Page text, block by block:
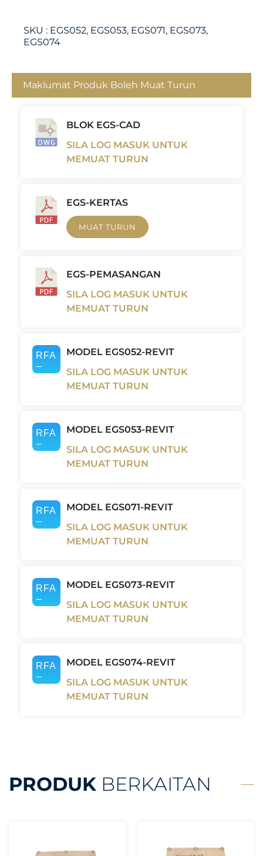
SKU : EGS052, EGS053, EGS071, EGS073,
EGS074
Maklumat Produk Boleh Muat Turun
BLOK EGS-CAD
SILA LOG MASUK UNTUK
MEMUAT TURUN
EGS-KERTAS
MUAT TURUN
EGS-PEMASANGAN
SILA LOG MASUK UNTUK
MEMUAT TURUN
MODEL EGS052-REVIT
SILA LOG MASUK UNTUK
MEMUAT TURUN
MODEL EGS053-REVIT
SILA LOG MASUK UNTUK
MEMUAT TURUN
MODEL EGS071-REVIT
SILA LOG MASUK UNTUK
MEMUAT TURUN
MODEL EGS073-REVIT
SILA LOG MASUK UNTUK
MEMUAT TURUN
MODEL EGS074-REVIT
SILA LOG MASUK UNTUK
MEMUAT TURUN
PRODUK BERKAITAN